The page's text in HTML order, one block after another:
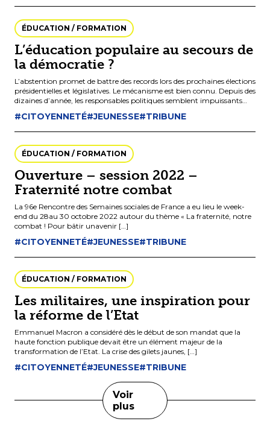
ÉDUCATION / FORMATION
L’éducation populaire au secours de
la démocratie ?
L’abstention promet de battre des records lors des prochaines élections
présidentielles et législatives. Le mécanisme est bien connu. Depuis des
dizaines d’année, les responsables politiques semblent impuissants
face aux problèmes […]
#CITOYENNETÉ#JEUNESSE#TRIBUNE
ÉDUCATION / FORMATION
Ouverture – session 2022 –
Fraternité notre combat
La 96e Rencontre des Semaines sociales de France a eu lieu le week-
end du 28au 30 octobre 2022 autour du thème « La fraternité, notre
combat ! Pour bâtir unavenir […]
#CITOYENNETÉ#JEUNESSE#TRIBUNE
ÉDUCATION / FORMATION
Les militaires, une inspiration pour
la réforme de l’Etat
Emmanuel Macron a considéré dès le début de son mandat que la
haute fonction publique devait être un élément majeur de la
transformation de l’Etat. La crise des gilets jaunes, […]
#CITOYENNETÉ#JEUNESSE#TRIBUNE
Voir
plus